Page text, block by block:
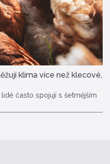
klima více než klecové,
často spojují s šetrnějším